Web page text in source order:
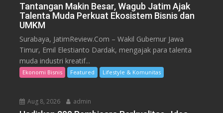
Tantangan Makin Besar, Wagub Jatim Ajak
Talenta Muda Perkuat Ekosistem Bisnis dan
UMKM
Surabaya, JatimReview.Com – Wakil Gubernur Jawa
Timur, Emil Elestianto Dardak, mengajak para talenta
muda industri kreatif...
Ekonomi Bisnis Featured Lifestyle & Komunitas
Aug 8, 2026 admin